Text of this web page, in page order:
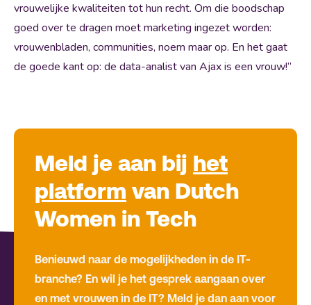
vrouwelijke kwaliteiten tot hun recht. Om die boodschap
goed over te dragen moet marketing ingezet worden:
vrouwenbladen, communities, noem maar op. En het gaat
de goede kant op: de data-analist van Ajax is een vrouw!”
Meld je aan bij het
platform van Dutch
Women in Tech
Benieuwd naar de mogelijkheden in de IT-
branche? En wil je het gesprek aangaan over
en met vrouwen in de IT? Meld je dan aan voor